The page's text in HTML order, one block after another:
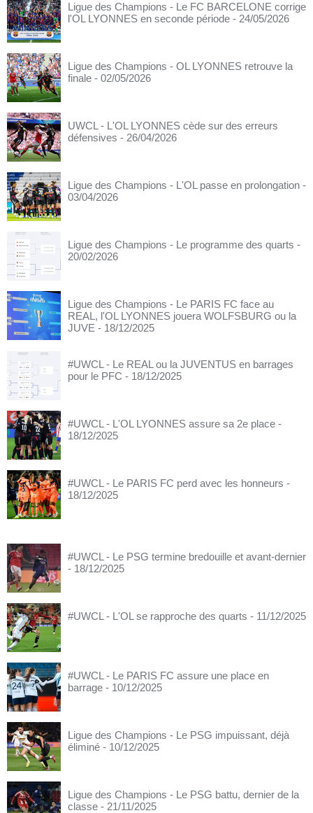
Ligue des Champions - Le FC BARCELONE corrige
l'OL LYONNES en seconde période - 24/05/2026
Ligue des Champions - OL LYONNES retrouve la
finale - 02/05/2026
UWCL - L'OL LYONNES cède sur des erreurs
défensives - 26/04/2026
Ligue des Champions - L'OL passe en prolongation -
03/04/2026
Ligue des Champions - Le programme des quarts -
20/02/2026
Ligue des Champions - Le PARIS FC face au
REAL, l'OL LYONNES jouera WOLFSBURG ou la
JUVE - 18/12/2025
#UWCL - Le REAL ou la JUVENTUS en barrages
pour le PFC - 18/12/2025
#UWCL - L'OL LYONNES assure sa 2e place -
18/12/2025
#UWCL - Le PARIS FC perd avec les honneurs -
18/12/2025
#UWCL - Le PSG termine bredouille et avant-dernier
- 18/12/2025
#UWCL - L'OL se rapproche des quarts - 11/12/2025
#UWCL - Le PARIS FC assure une place en
barrage - 10/12/2025
Ligue des Champions - Le PSG impuissant, déjà
éliminé - 10/12/2025
Ligue des Champions - Le PSG battu, dernier de la
classe - 21/11/2025